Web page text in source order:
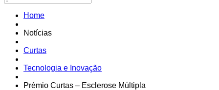
Home
Notícias
Curtas
Tecnologia e Inovação
Prémio Curtas – Esclerose Múltipla